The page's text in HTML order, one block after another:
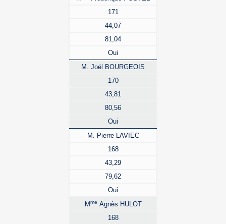
171
44,07
81,04
Oui
M. Joël BOURGEOIS
170
43,81
80,56
Oui
M. Pierre LAVIEC
168
43,29
79,62
Oui
Mme Agnès HULOT
168